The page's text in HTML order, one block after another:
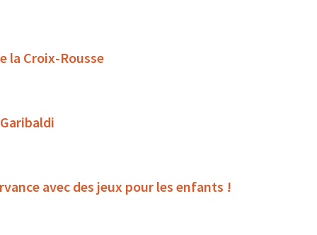
la Croix-Rousse
avec des jeux pour les enfants !